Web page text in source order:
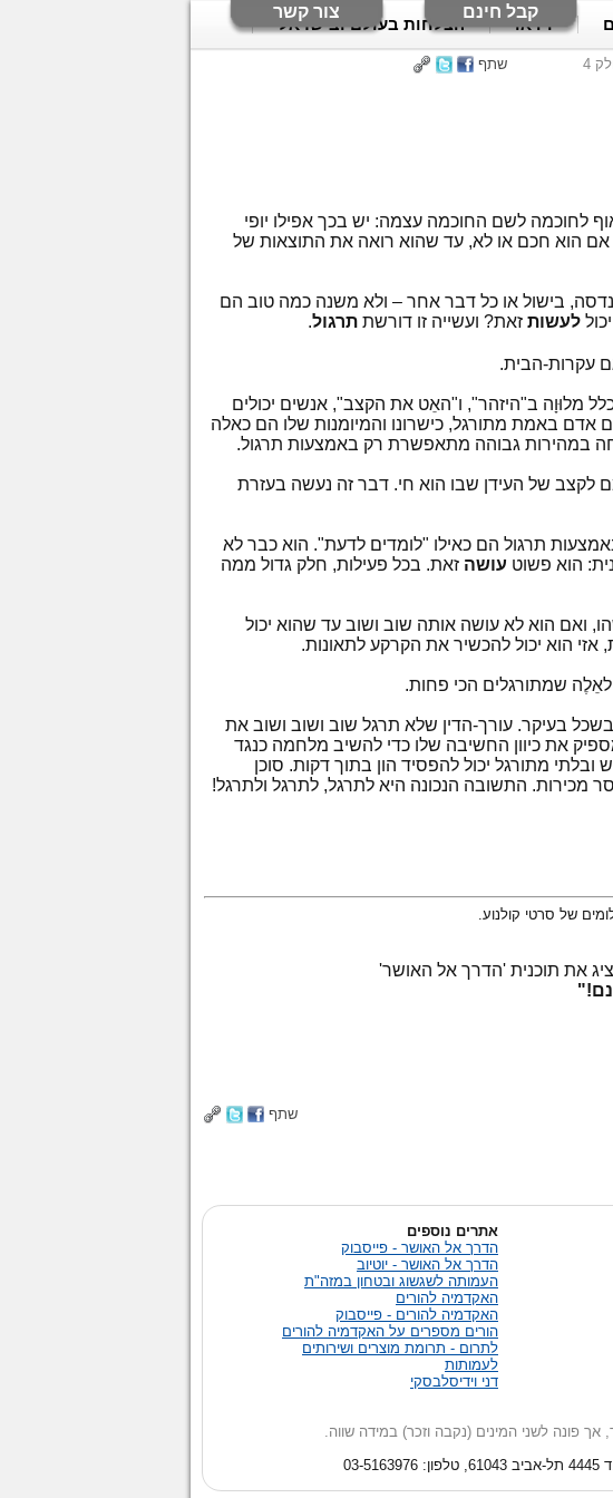
צור קשר קבל חינם
וידאו
הצלחות בעולם ובישראל
שתף
לחוכמה לשם החוכמה עצמה: יש בכך אפילו יופי
אם הוא חכם או לא, עד שהוא רואה את התוצאות של
בישול או כל דבר אחר – ולא משנה כמה טוב הם
לעשות זאת? ועשייה זו דורשת תרגול.
עקרות-הבית.
מלוּוָה ב"היזהר", ו"האֵט את הקצב", אנשים יכולים
באמת מתורגל, כישרונו והמיומנות שלו הם כאלה
במהירות גבוהה מתאפשרת רק באמצעות תרגול.
לקצב של העידן שבו הוא חי. דבר זה נעשה בעזרת
תרגול הם כאילו "לומדים לדעת". הוא כבר לא
הוא פשוט עושה זאת. בכל פעילות, חלק גדול ממה
ואם הוא לא עושה אותה שוב ושוב עד שהוא יכול
אזי הוא יכול להכשיר את הקרקע לתאונות.
שמתורגלים הכי פחות.
בעיקר. עורך-הדין שלא תרגל שוב ושוב ושוב את
את כיוון החשיבה שלו כדי להשיב מלחמה כנגד
מתורגל יכול להפסיד הון בתוך דקות. סוכן
מכירות. התשובה הנכונה היא לתרגל, לתרגל ולתרגל!
את תוכנית 'הדרך אל האושר'
שתף
אתרים נוספים
הדרך אל האושר - פייסבוק
הדרך אל האושר - יוטיוב
העמותה לשגשוג ובטחון במזה"ת
האקדמיה להורים
האקדמיה להורים - פייסבוק
הורים מספרים על האקדמיה להורים
לתרום - תרומת מוצרים ושירותים
לעמותות
דני וידיסלבסקי
המינים (נקבה וזכר) במידה שווה.